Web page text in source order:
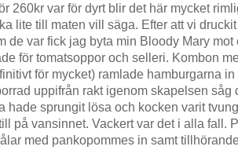
260kr var för dyrt blir det här mycket
lite till maten vill säga. Efter att vi
de var fick jag byta min Bloody Mary mot
för tomatsoppor och selleri. Kombon
för mycket) ramlade hamburgarna
uppifrån rakt igenom skapelsen såg
hade sprungit lösa och kocken varit
på vansinnet. Vackert var det i alla fall.
med pankopommes in samt